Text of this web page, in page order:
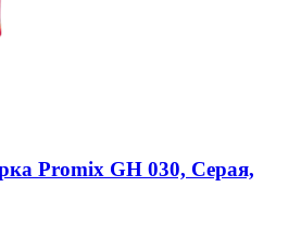
Promix GH 030, Серая,